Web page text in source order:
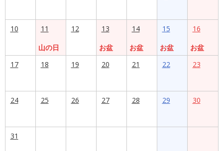
10
11
山の日
12
13
お盆
14
お盆
15
お盆
16
お盆
17
18 19 20 21 22 23
24 25 26 27 28 29 30
31